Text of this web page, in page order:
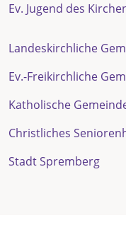
Ev. Jugend des
Landeskirchliche
Ev.-Freikirchliche
Katholische
Christliches
Stadt Spremberg